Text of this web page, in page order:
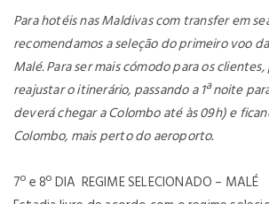
Para hotéis nas Maldivas com transfer em
recomendamos a seleção do primeiro voo
Malé. Para ser mais cómodo para os
reajustar o itinerário, passando a 1ª noite
deverá chegar a Colombo até às 09h) e
Colombo, mais perto do aeroporto.
7º e 8º DIA REGIME SELECIONADO – MALÉ